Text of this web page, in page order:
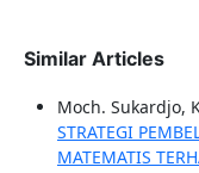
Similar Articles
Moch. Sukardjo,
STRATEGI
MATEMATIS